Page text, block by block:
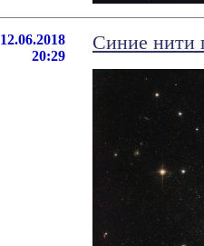
12.06.2018
20:29
Синие нити